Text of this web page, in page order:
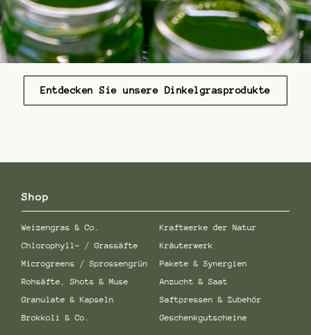
Entdecken Sie unsere Dinkelgrasprodukte
Shop
Weizengras & Co.
Chlorophyll- / Grassäfte
Microgreens / Sprossengrün
Rohsäfte, Shots & Muse
Granulate & Kapseln
Brokkoli & Co.
Kraftwerke der Natur
Kräuterwerk
Pakete & Synergien
Anzucht & Saat
Saftpressen & Zubehör
Geschenkgutscheine